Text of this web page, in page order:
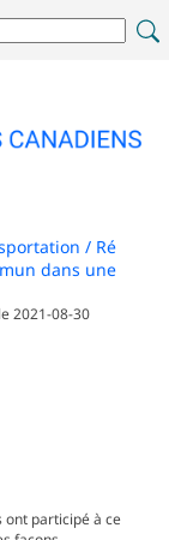
/ Ré
dans une
2021-08-30
ont participé à ce